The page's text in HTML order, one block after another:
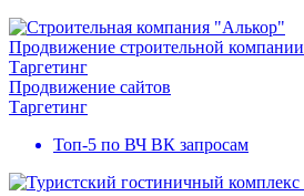
Продвижение строительной компании
Таргетинг
Продвижение сайтов
Таргетинг
Топ-5 по ВЧ ВК запросам